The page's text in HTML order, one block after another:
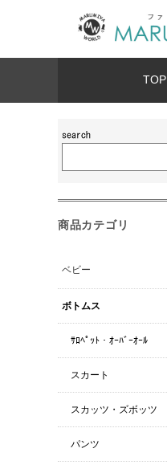
TOP
商品カテゴリ
ベビー
ボトムス
ｻﾛﾍﾟｯﾄ・ｵｰﾊﾞｰｵｰﾙ
スカート
スカッツ・ズボッツ
パンツ